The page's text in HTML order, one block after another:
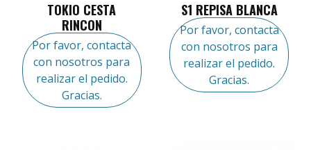
TOKIO CESTA
RINCON
Por favor, contacta
con nosotros para
realizar el pedido.
Gracias.
S1 REPISA BLANCA
Por favor, contacta
con nosotros para
realizar el pedido.
Gracias.